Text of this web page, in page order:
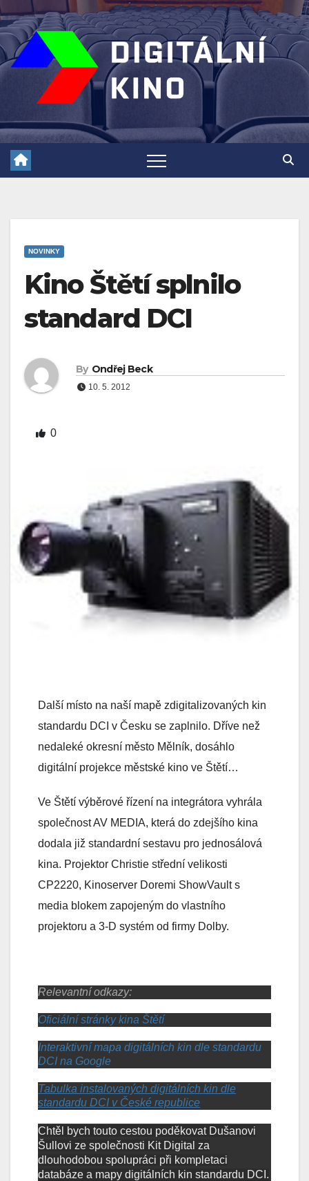
Skip
to
content
NOVINKY
Kino Štětí splnilo
standard DCI
By Ondřej Beck
10. 5. 2012
0
Další místo na naší mapě zdigitalizovaných kin
standardu DCI v Česku se zaplnilo. Dříve než
nedaleké okresní město Mělník, dosáhlo
digitální projekce městské kino ve Štětí…
Ve Štětí výběrové řízení na integrátora vyhrála
společnost AV MEDIA, která do zdejšího kina
dodala již standardní sestavu pro jednosálová
kina. Projektor Christie střední velikosti
CP2220, Kinoserver Doremi ShowVault s
media blokem zapojeným do vlastního
projektoru a 3-D systém od firmy Dolby.
Relevantní odkazy:
Oficiální stránky kina Štětí
Interaktivní mapa digitálních kin dle standardu
DCI na Google
Tabulka instalovaných digitálních kin dle
standardu DCI v České republice
Chtěl bych touto cestou poděkovat Dušanovi
Šullovi ze společnosti Kit Digital za
dlouhodobou spolupráci při kompletaci
databáze a mapy digitálních kin standardu DCI.